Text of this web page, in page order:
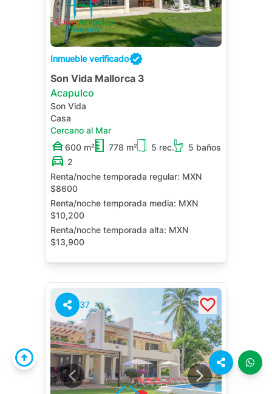
Inmueble verificado
Son Vida Mallorca 3
Acapulco
Son Vida
Casa
Cercano al Mar
600 m²
778 m² 5 rec.
5 baños
2
Renta/noche temporada regular: MXN
$8600
Renta/noche temporada media: MXN
$10,200
Renta/noche temporada alta: MXN
$13,900
Jacuzzi Privado
Terraza
37